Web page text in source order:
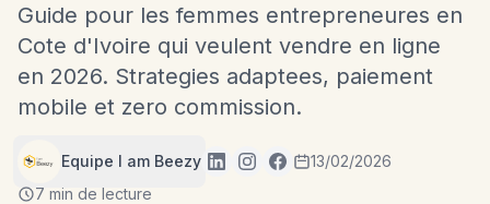
Guide pour les femmes entrepreneures en
Cote d'Ivoire qui veulent vendre en ligne
en 2026. Strategies adaptees, paiement
mobile et zero commission.
Equipe I am Beezy
13/02/2026
7 min de lecture